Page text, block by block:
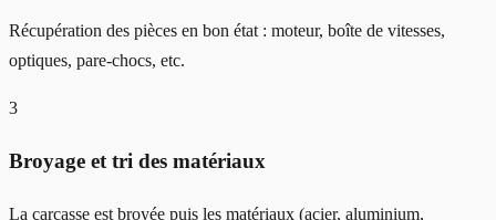
Récupération des pièces en bon état : moteur, boîte de vitesses,
optiques, pare-chocs, etc.
3
Broyage et tri des matériaux
La carcasse est broyée puis les matériaux (acier, aluminium,